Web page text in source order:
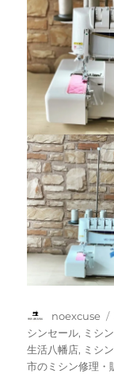
投
稿
者
noexcuse
シンセール, ミシ
生活八幡店, ミシ
市のミシン修理・